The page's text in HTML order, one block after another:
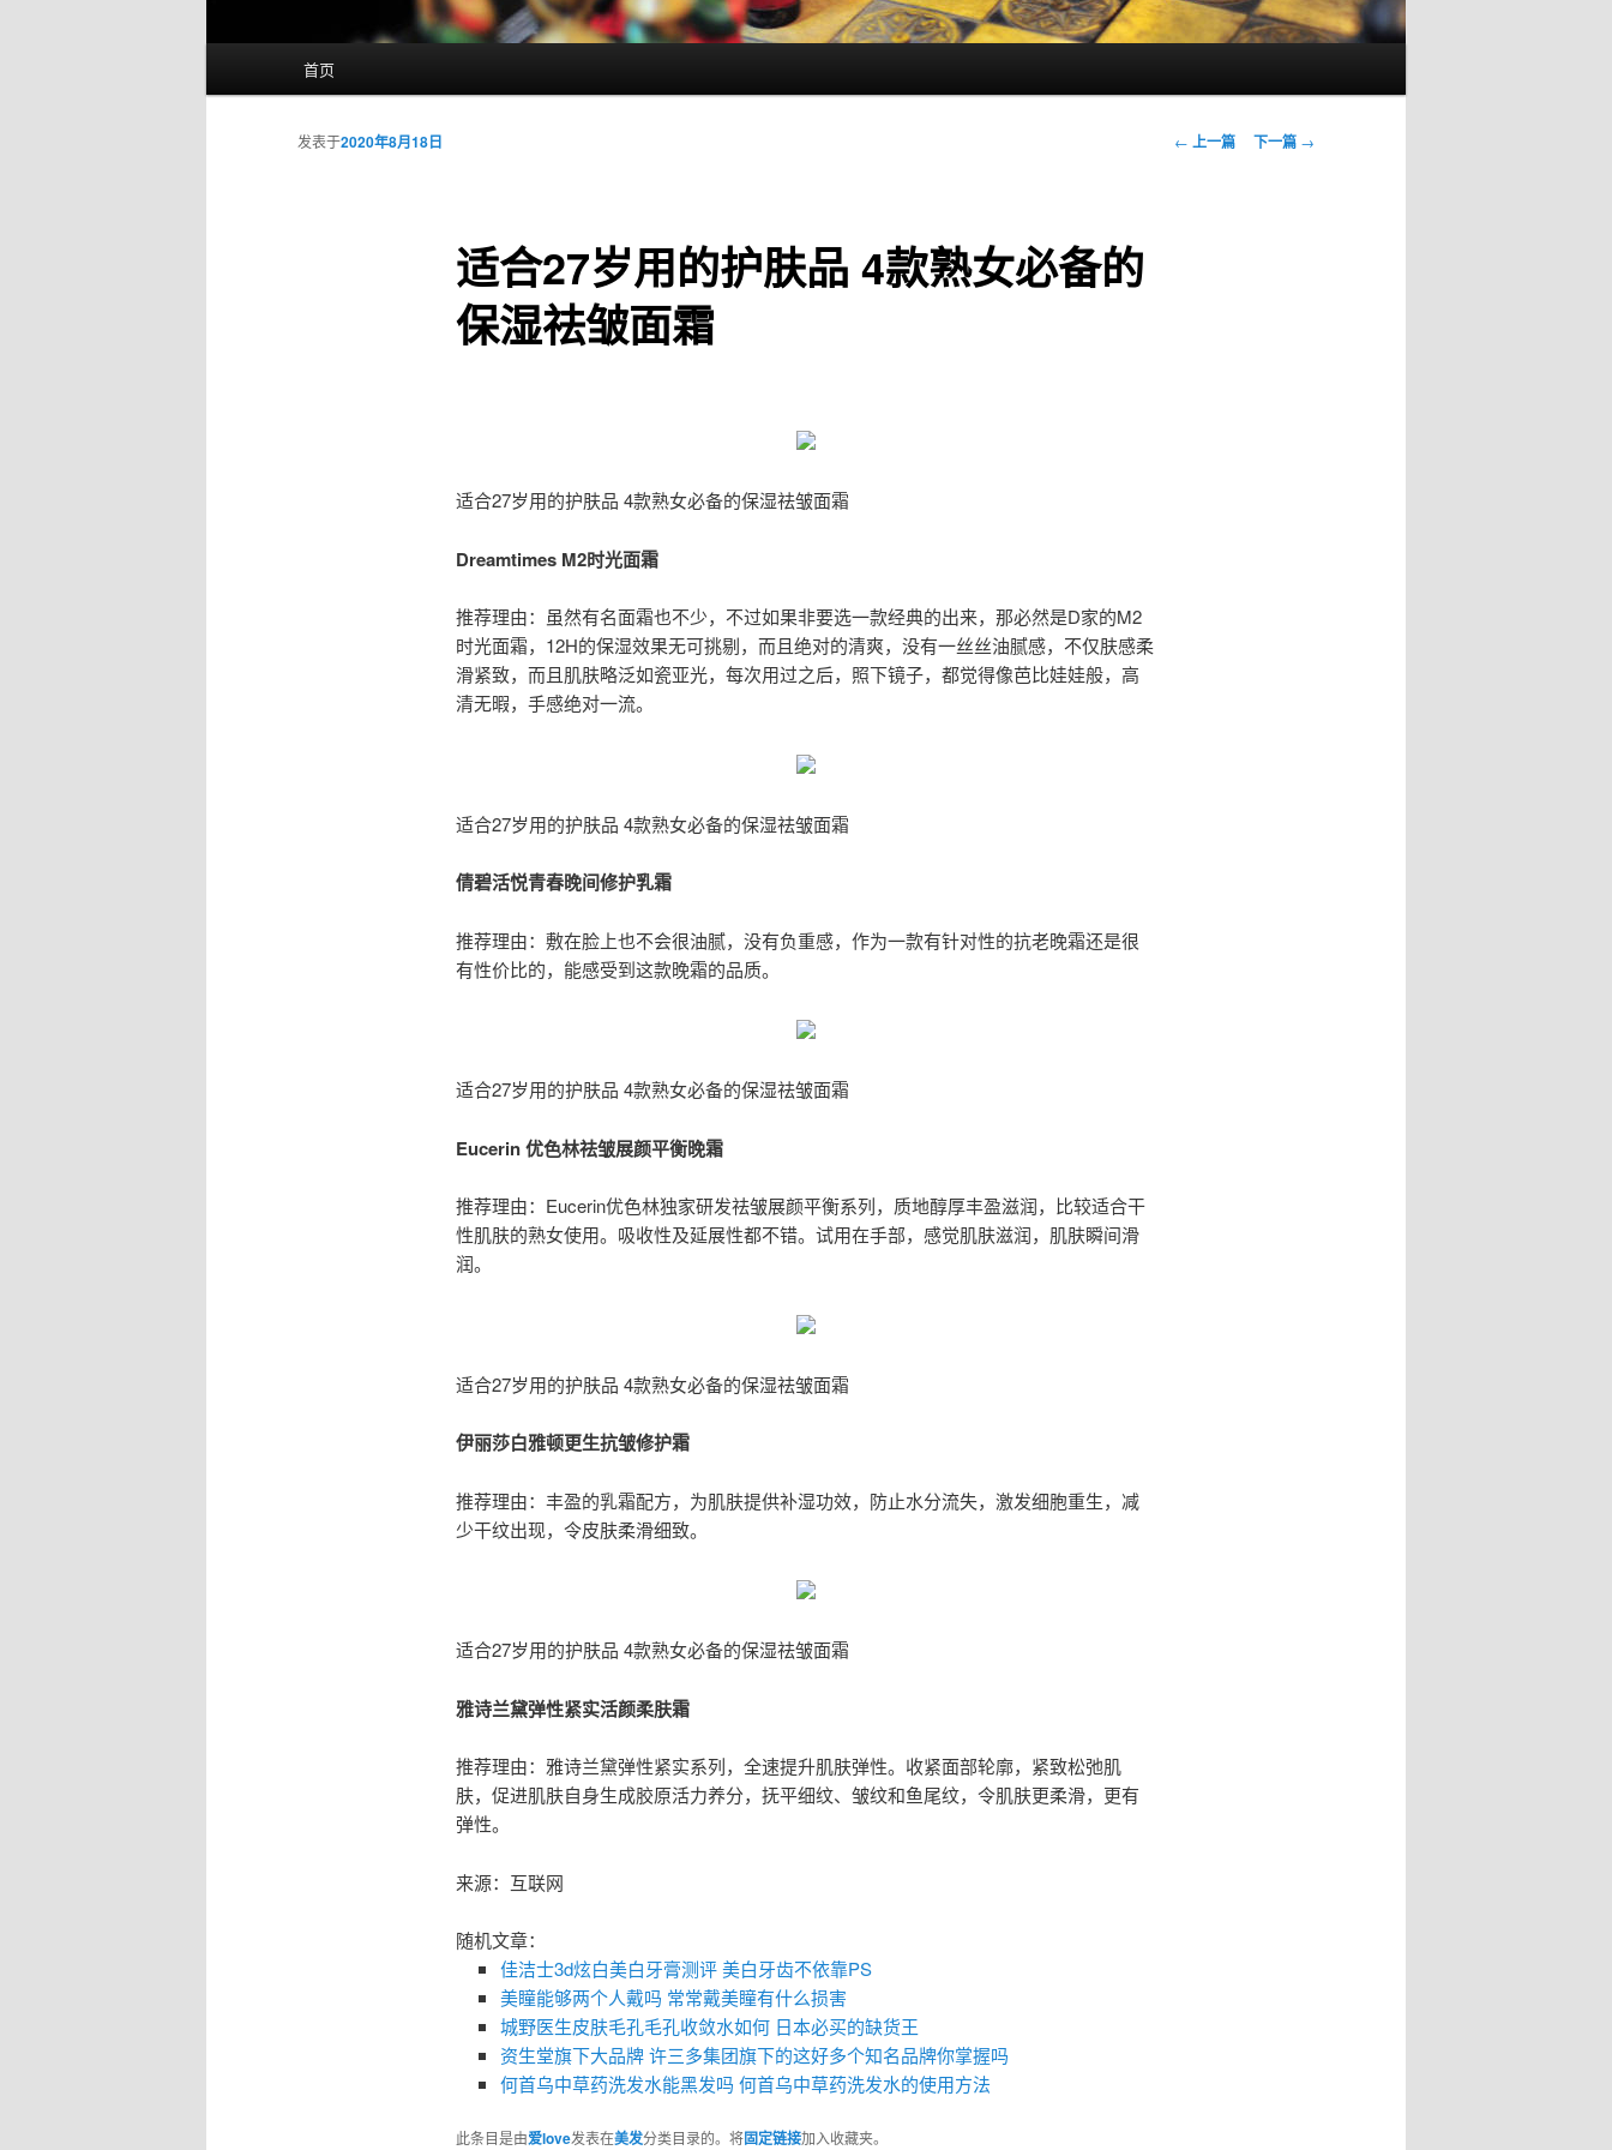
首页
文
← 上一篇 下一篇 →
适合27岁用的护肤品 4款熟女必备的
保湿祛皱面霜
发表于2020年8月18日
适合27岁用的护肤品 4款熟女必备的保湿祛皱面霜
Dreamtimes M2时光面霜
推荐理由：虽然有名面霜也不少，不过如果非要选一款经典的出来，那必然是D家的M2
时光面霜，12H的保湿效果无可挑剔，而且绝对的清爽，没有一丝丝油腻感，不仅肤感柔
滑紧致，而且肌肤略泛如瓷亚光，每次用过之后，照下镜子，都觉得像芭比娃娃般，高
清无暇，手感绝对一流。
适合27岁用的护肤品 4款熟女必备的保湿祛皱面霜
倩碧活悦青春晚间修护乳霜
推荐理由：敷在脸上也不会很油腻，没有负重感，作为一款有针对性的抗老晚霜还是很
有性价比的，能感受到这款晚霜的品质。
适合27岁用的护肤品 4款熟女必备的保湿祛皱面霜
Eucerin 优色林祛皱展颜平衡晚霜
推荐理由：Eucerin优色林独家研发祛皱展颜平衡系列，质地醇厚丰盈滋润，比较适合干
性肌肤的熟女使用。吸收性及延展性都不错。试用在手部，感觉肌肤滋润，肌肤瞬间滑
润。
适合27岁用的护肤品 4款熟女必备的保湿祛皱面霜
伊丽莎白雅顿更生抗皱修护霜
推荐理由：丰盈的乳霜配方，为肌肤提供补湿功效，防止水分流失，激发细胞重生，减
少干纹出现，令皮肤柔滑细致。
适合27岁用的护肤品 4款熟女必备的保湿祛皱面霜
雅诗兰黛弹性紧实活颜柔肤霜
推荐理由：雅诗兰黛弹性紧实系列，全速提升肌肤弹性。收紧面部轮廓，紧致松弛肌
肤，促进肌肤自身生成胶原活力养分，抚平细纹、皱纹和鱼尾纹，令肌肤更柔滑，更有
弹性。
来源：互联网
随机文章：
佳洁士3d炫白美白牙膏测评 美白牙齿不依靠PS
美瞳能够两个人戴吗 常常戴美瞳有什么损害
城野医生皮肤毛孔毛孔收敛水如何 日本必买的缺货王
资生堂旗下大品牌 许三多集团旗下的这好多个知名品牌你掌握吗
何首乌中草药洗发水能黑发吗 何首乌中草药洗发水的使用方法
此条目是由爱love发表在美发分类目录的。将固定链接加入收藏夹。